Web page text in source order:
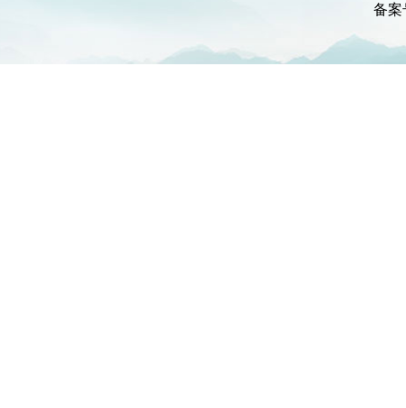
备案